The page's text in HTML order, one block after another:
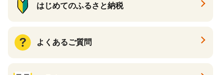
はじめてのふるさと納税
よくあるご質問